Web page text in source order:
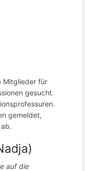
Mitglieder für
gesucht.
gemeldet,
auf die